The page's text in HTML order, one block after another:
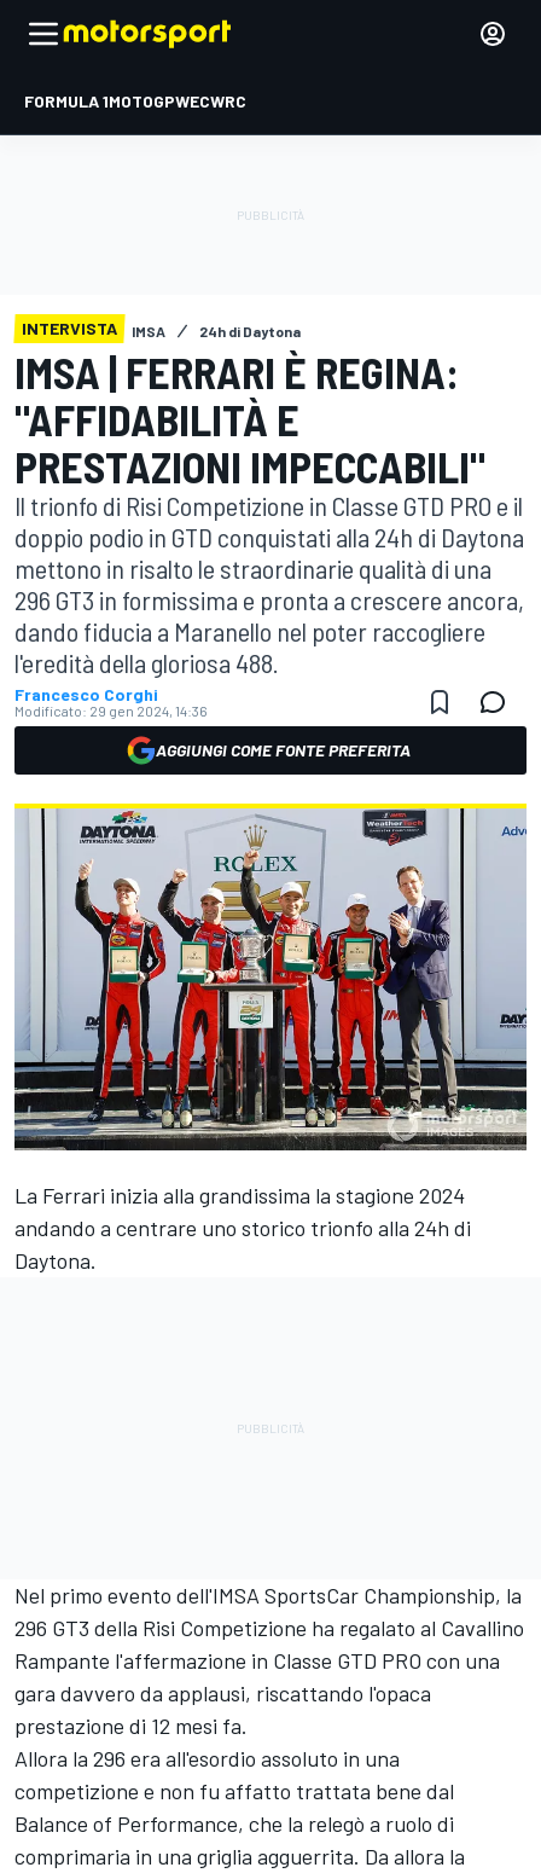
FORMULA 1MOTOGPWECWRC
INTERVISTA IMSA 24h di Daytona
IMSA | FERRARI È REGINA:
"AFFIDABILITÀ E
PRESTAZIONI IMPECCABILI"
Il trionfo di Risi Competizione in Classe GTD PRO e il
doppio podio in GTD conquistati alla 24h di Daytona
mettono in risalto le straordinarie qualità di una
296 GT3 in formissima e pronta a crescere ancora,
dando fiducia a Maranello nel poter raccogliere
l'eredità della gloriosa 488.
Francesco Corghi
Modificato: 29 gen 2024, 14:36
AGGIUNGI COME FONTE PREFERITA
La Ferrari inizia alla grandissima la stagione 2024
andando a centrare uno storico trionfo alla 24h di
Daytona.
Nel primo evento dell'IMSA SportsCar Championship, la
296 GT3 della Risi Competizione ha regalato al Cavallino
Rampante l'affermazione in Classe GTD PRO con una
gara davvero da applausi, riscattando l'opaca
prestazione di 12 mesi fa.
Allora la 296 era all'esordio assoluto in una
competizione e non fu affatto trattata bene dal
Balance of Performance, che la relegò a ruolo di
comprimaria in una griglia agguerrita. Da allora la